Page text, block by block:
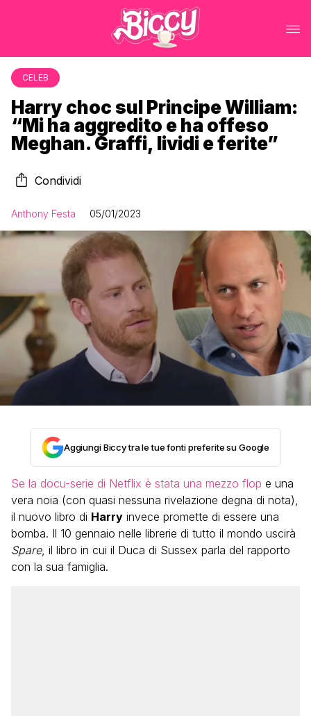
CELEB
Harry choc sul Principe William:
“Mi ha aggredito e ha offeso
Meghan. Graffi, lividi e ferite”
Condividi
Anthony Festa 05/01/2023
Aggiungi Biccy tra le tue fonti preferite su Google
Se la docu-serie di Netflix è stata una mezzo flop e una
vera noia (con quasi nessuna rivelazione degna di nota),
il nuovo libro di Harry invece promette di essere una
bomba. Il 10 gennaio nelle librerie di tutto il mondo uscirà
Spare, il libro in cui il Duca di Sussex parla del rapporto
con la sua famiglia.